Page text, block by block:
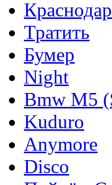
Тратить
Бумер
Night
Bmw M5
Kuduro
Anymore
Disco